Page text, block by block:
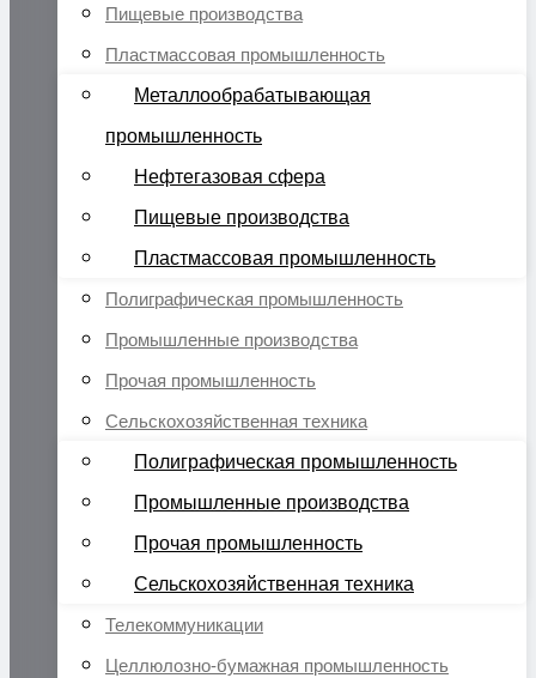
Пищевые производства
Пластмассовая промышленность
Металлообрабатывающая
промышленность
Нефтегазовая сфера
Пищевые производства
Пластмассовая промышленность
Полиграфическая промышленность
Промышленные производства
Прочая промышленность
Сельскохозяйственная техника
Полиграфическая промышленность
Промышленные производства
Прочая промышленность
Сельскохозяйственная техника
Телекоммуникации
Целлюлозно-бумажная промышленность